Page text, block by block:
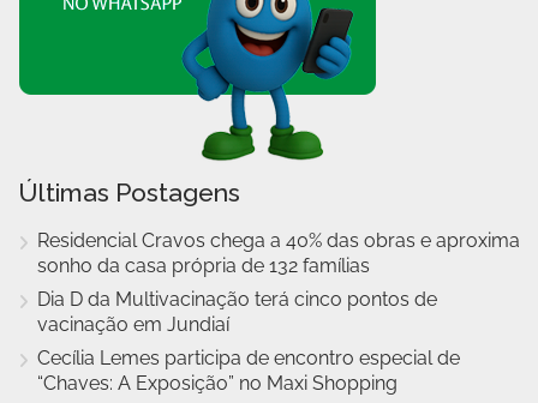
Últimas Postagens
Residencial Cravos chega a 40% das obras e aproxima
sonho da casa própria de 132 famílias
Dia D da Multivacinação terá cinco pontos de
vacinação em Jundiaí
Cecília Lemes participa de encontro especial de
“Chaves: A Exposição” no Maxi Shopping